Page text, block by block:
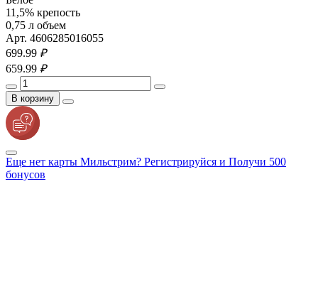
11,5% крепость
0,75 л объем
Арт. 4606285016055
699.99 ₽
659.99 ₽
В корзину
Еще нет карты Мильстрим? Регистрируйся и Получи 500
бонусов